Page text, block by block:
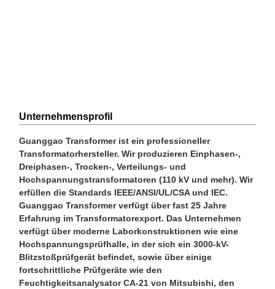
Unternehmensprofil
Guanggao Transformer ist ein professioneller
Transformatorhersteller. Wir produzieren Einphasen-,
Dreiphasen-, Trocken-, Verteilungs- und
Hochspannungstransformatoren (110 kV und mehr). Wir
erfüllen die Standards IEEE/ANSI/UL/CSA und IEC.
Guanggao Transformer verfügt über fast 25 Jahre
Erfahrung im Transformatorexport. Das Unternehmen
verfügt über moderne Laborkonstruktionen wie eine
Hochspannungsprüfhalle, in der sich ein 3000-kV-
Blitzstoßprüfgerät befindet, sowie über einige
fortschrittliche Prüfgeräte wie den
Feuchtigkeitsanalysator CA-21 von Mitsubishi, den